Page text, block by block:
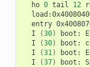
ho 0 tail 12
entry
I
(30) boot:
I
(30) boot:
I
(31) boot:
I
(37) boot: